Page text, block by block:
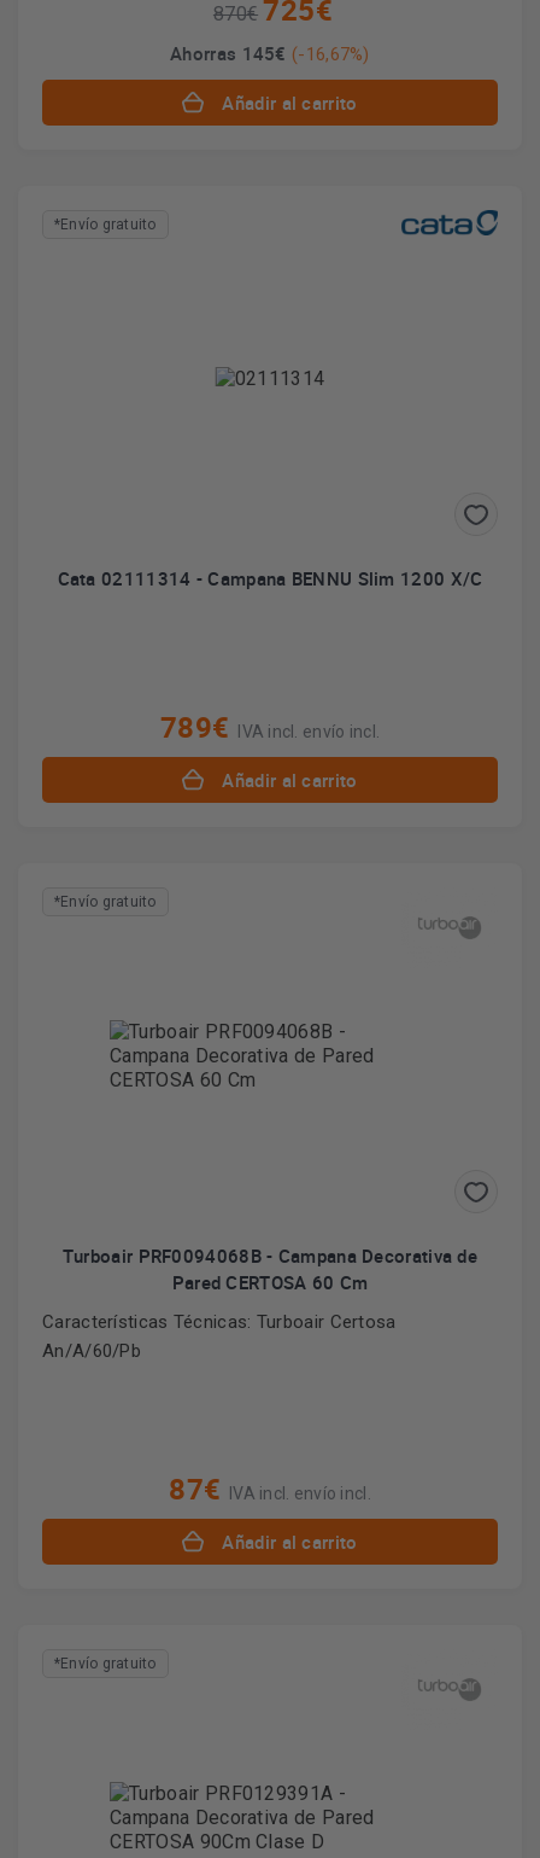
870€ 725€
Ahorras 145€ (-16,67%)
Añadir al carrito
*Envío gratuito
Cata 02111314 - Campana BENNU Slim 1200 X/C
789€ IVA incl. envío incl.
Añadir al carrito
*Envío gratuito
Turboair PRF0094068B - Campana Decorativa de
Pared CERTOSA 60 Cm
Características Técnicas: Turboair Certosa
An/A/60/Pb
87€ IVA incl. envío incl.
Añadir al carrito
*Envío gratuito